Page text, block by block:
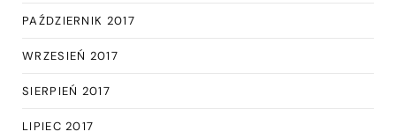
PAŹDZIERNIK 2017
WRZESIEŃ 2017
SIERPIEŃ 2017
LIPIEC 2017